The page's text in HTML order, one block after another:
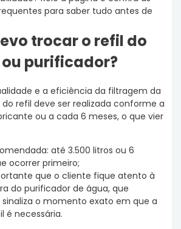
para saber tudo antes de
trocar o refil do
purificador?
e a eficiência da filtragem da
refil deve ser realizada conforme a
ou a cada 6 meses, o que vier
até 3.500 litros ou 6
ocorrer primeiro;
que o cliente fique atento à
do purificador de água, que
o momento exato em que a
é necessária.